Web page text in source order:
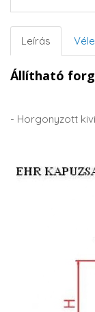
Leírás
Állítható
- Horgonyzott